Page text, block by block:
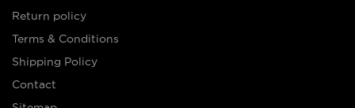
Return policy
Terms & Conditions
Shipping Policy
Contact